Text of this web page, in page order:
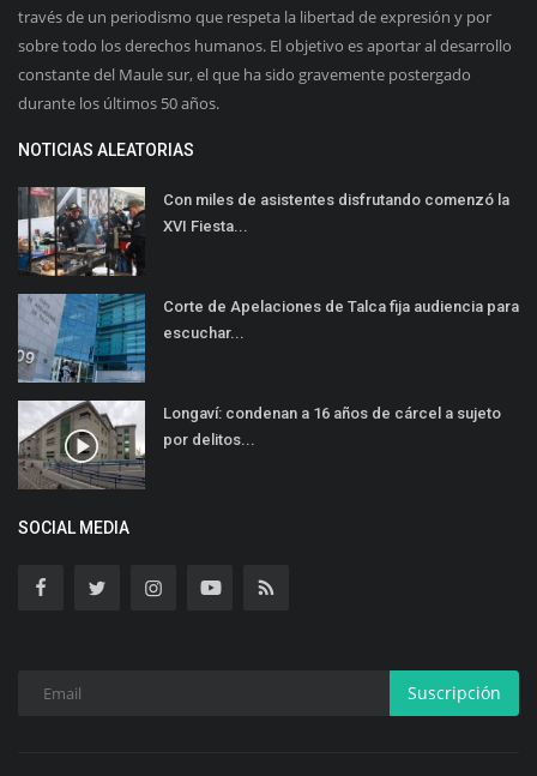
través de un periodismo que respeta la libertad de expresión y por
sobre todo los derechos humanos. El objetivo es aportar al desarrollo
constante del Maule sur, el que ha sido gravemente postergado
durante los últimos 50 años.
NOTICIAS ALEATORIAS
Con miles de asistentes disfrutando comenzó la
XVI Fiesta...
Corte de Apelaciones de Talca fija audiencia para
escuchar...
Longaví: condenan a 16 años de cárcel a sujeto
por delitos...
SOCIAL MEDIA
Suscripción